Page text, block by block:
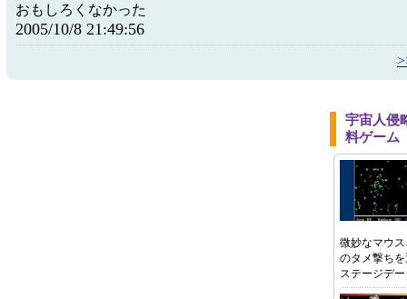
おもしろくなかった
2005/10/8 21:49:56
宇宙人侵
料ゲーム
微妙なマウ
のタメ撃ち
ステージデ